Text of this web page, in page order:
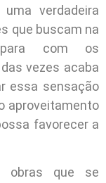
verdadeira
que buscam na
com os
vezes acaba
essa sensação
aproveitamento
favorecer a
obras que se